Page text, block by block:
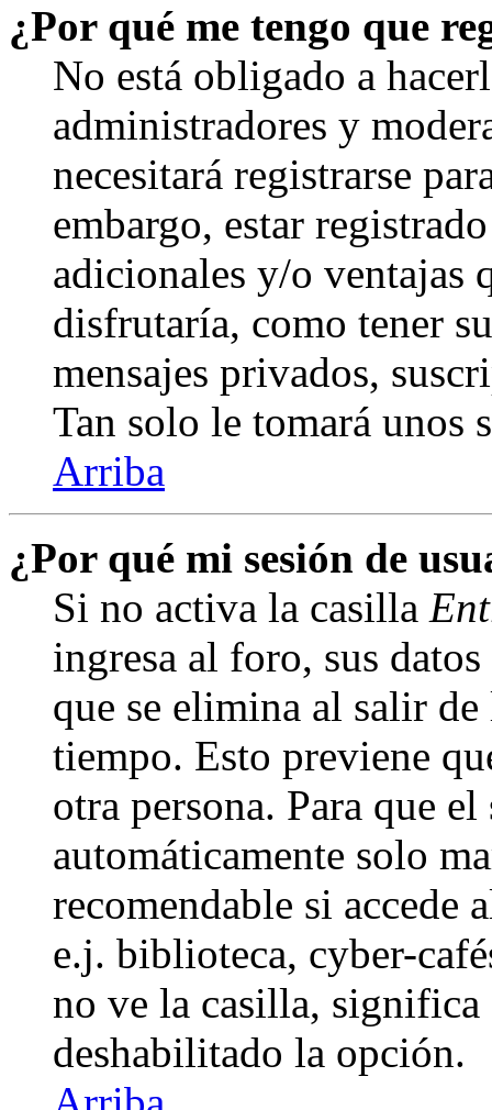
¿Por qué me tengo que
No está obligado a
administradores y
necesitará registrarse
embargo, estar
adicionales y/o ventajas
disfrutaría, como tener
mensajes privados,
Tan solo le tomará unos
Arriba
¿Por qué mi sesión de
Si no activa la casilla
ingresa al foro, sus
que se elimina al salir
tiempo. Esto previene
otra persona. Para que
automáticamente solo
recomendable si accede
e.j. biblioteca, cyber-
no ve la casilla,
deshabilitado la opción.